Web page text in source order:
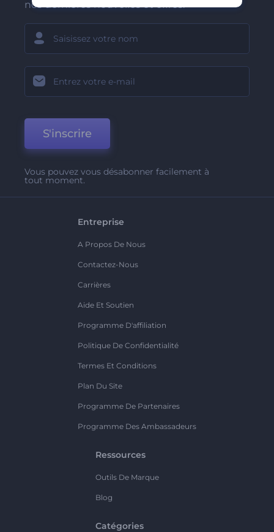
nos dernières nouvelles et offres.
S'inscrire
Vous pouvez vous désabonner facilement à
tout moment.
Entreprise
A Propos De Nous
Contactez-Nous
Carrières
Aide Et Soutien
Programme D'affiliation
Politique De Confidentialité
Termes Et Conditions
Plan Du Site
Programme De Partenaires
Programme Des Ambassadeurs
Ressources
Outils De Marque
Blog
Catégories